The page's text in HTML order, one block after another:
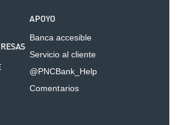
APOYO
Banca accesible
Servicio al cliente
@PNCBank_Help
Comentarios